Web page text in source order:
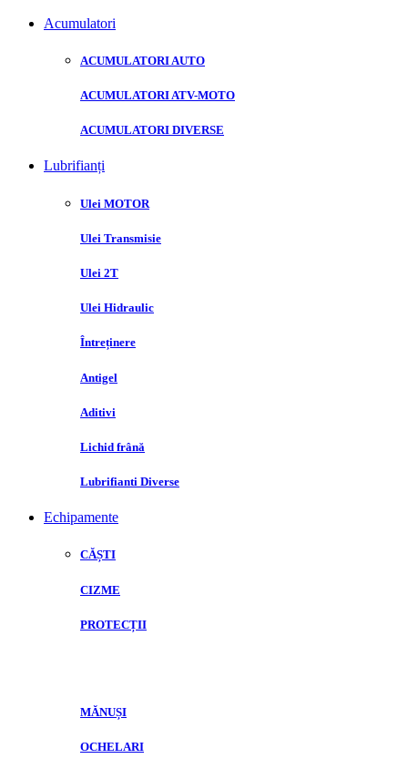
Acumulatori
ACUMULATORI AUTO
ACUMULATORI ATV-MOTO
ACUMULATORI DIVERSE
Lubrifianți
Ulei MOTOR
Ulei Transmisie
Ulei 2T
Ulei Hidraulic
Întreținere
Antigel
Aditivi
Lichid frână
Lubrifianti Diverse
Echipamente
CĂȘTI
CIZME
PROTECȚII
MĂNUȘI
OCHELARI